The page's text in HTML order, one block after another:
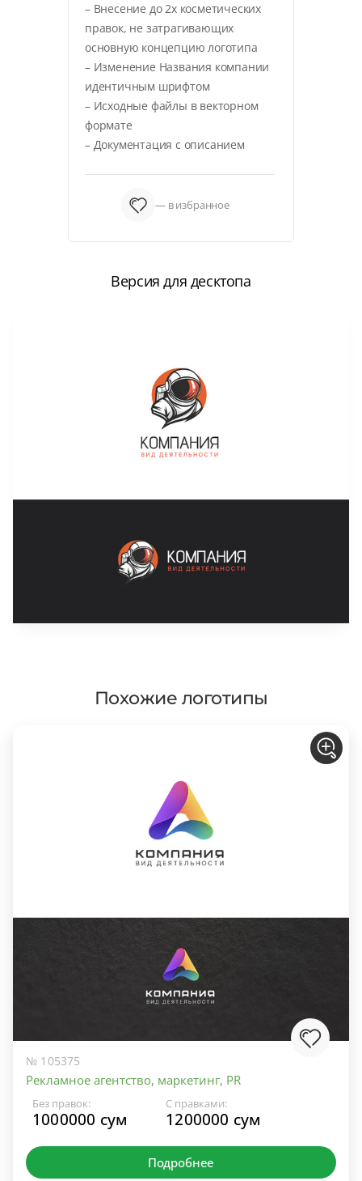
– Внесение до 2х косметических
правок, не затрагивающих
основную концепцию логотипа
– Изменение Названия компании
идентичным шрифтом
– Исходные файлы в векторном
формате
– Документация с описанием
— в избранное
Версия для десктопа
Похожие логотипы
№ 105375
Рекламное агентство, маркетинг, PR
Без правок:
1000000 сум
С правками:
1200000 сум
Подробнее